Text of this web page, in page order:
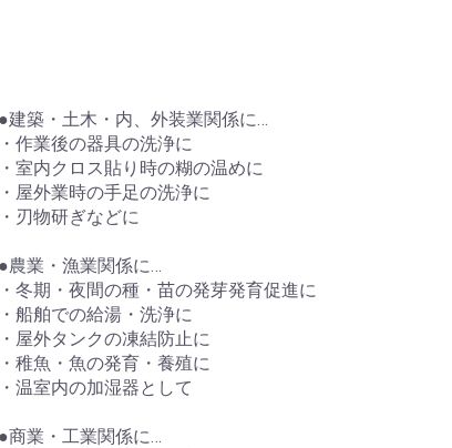
●建築・土木・内、外装業関係に…
・作業後の器具の洗浄に
・室内クロス貼り時の糊の温めに
・屋外業時の手足の洗浄に
・刃物研ぎなどに
●農業・漁業関係に…
・冬期・夜間の種・苗の発芽発育促進に
・船舶での給湯・洗浄に
・屋外タンクの凍結防止に
・稚魚・魚の発育・養殖に
・温室内の加湿器として
●商業・工業関係に…